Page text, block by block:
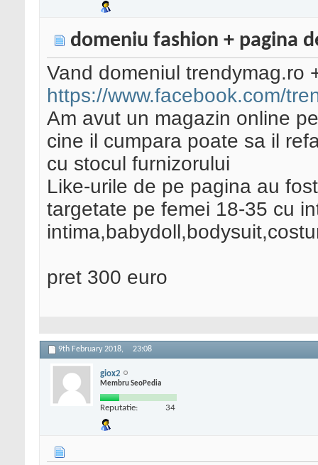
domeniu fashion + pagina
Vand domeniul trendymag.ro
https://www.facebook.com/
Am avut un magazin online
cine il cumpara poate sa il
cu stocul furnizorului
Like-urile de pe pagina au
targetate pe femei 18-35 cu
pret 300 euro
9th February 2018, 23:08
giox2
Membru SeoPedia
Reputatie: 34